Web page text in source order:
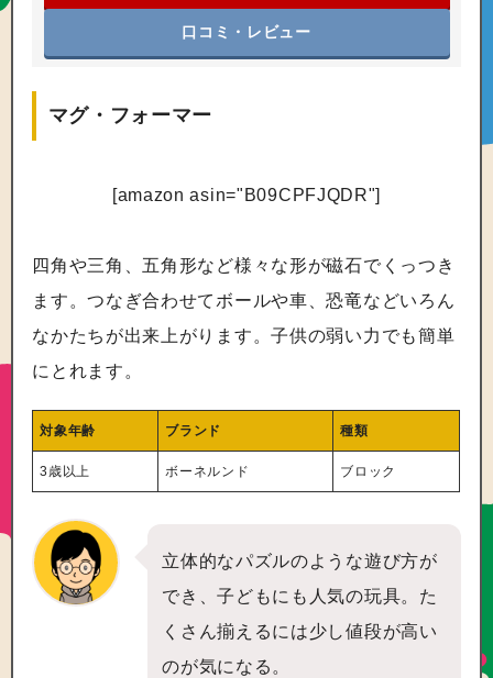
口コミ・レビュー
マグ・フォーマー
[amazon asin="B09CPFJQDR"]
四角や三角、五角形など様々な形が磁石でくっつき
ます。つなぎ合わせてボールや車、恐竜などいろん
なかたちが出来上がります。子供の弱い力でも簡単
にとれます。
対象年齢 ブランド 種類
3歳以上 ボーネルンド ブロック
立体的なパズルのような遊び方が
でき、子どもにも人気の玩具。た
くさん揃えるには少し値段が高い
のが気になる。